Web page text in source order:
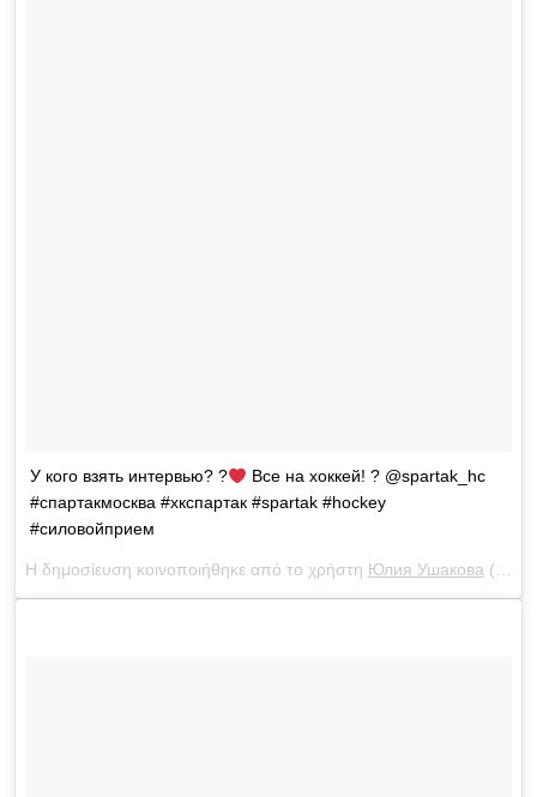
У кого взять интервью? ?
Все на хоккей! ? @spartak_hc
#спартакмосква #хкспартак #spartak #hockey
#силовойприем
Η δημοσίευση κοινοποιήθηκε από το χρήστη Юлия Ушакова (@yulia_ushakova) στις